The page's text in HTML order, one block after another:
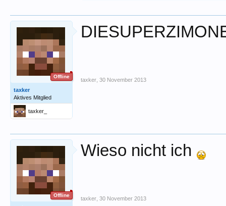
Offline
taxker
Aktives Mitglied
taxker_
taxker 30 November 2013
Offline
Wieso nicht ich
taxker 30 November 2013